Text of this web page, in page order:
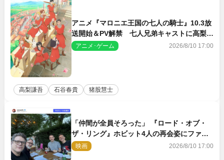
アニメ『マロニエ王国の七人の騎士』10.3放
送開始＆PV解禁 七人兄弟キャストに高梨謙
吾、川島零士ら
アニメ･ゲーム 2026/8/10 17:00
高梨謙吾 石谷春貴 猪股慧士
「仲間が全員そろった」 『ロード・オブ・
ザ・リング』ホビット4人の再会姿にファン
感激
映画 2026/8/10 17:00